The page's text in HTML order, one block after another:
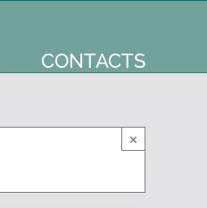
CONTACTS
×